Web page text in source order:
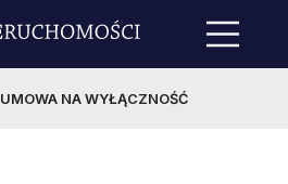
UMOWA NA WYŁĄCZNOŚĆ